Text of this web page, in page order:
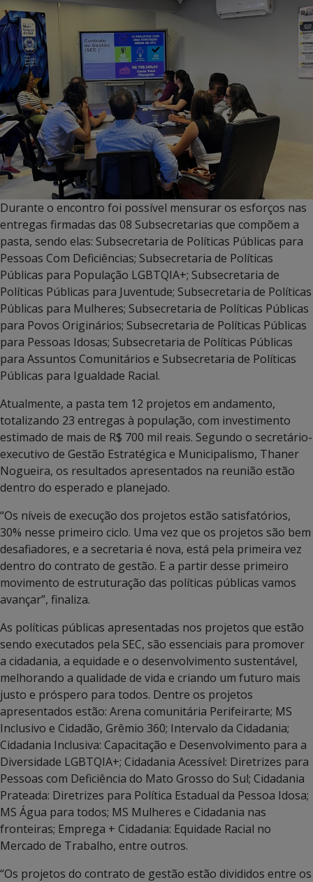
Durante o encontro foi possível mensurar os esforços nas
entregas firmadas das 08 Subsecretarias que compõem a
pasta, sendo elas: Subsecretaria de Políticas Públicas para
Pessoas Com Deficiências; Subsecretaria de Políticas
Públicas para População LGBTQIA+; Subsecretaria de
Políticas Públicas para Juventude; Subsecretaria de Políticas
Públicas para Mulheres; Subsecretaria de Políticas Públicas
para Povos Originários; Subsecretaria de Políticas Públicas
para Pessoas Idosas; Subsecretaria de Políticas Públicas
para Assuntos Comunitários e Subsecretaria de Políticas
Públicas para Igualdade Racial.
Atualmente, a pasta tem 12 projetos em andamento,
totalizando 23 entregas à população, com investimento
estimado de mais de R$ 700 mil reais. Segundo o secretário-
executivo de Gestão Estratégica e Municipalismo, Thaner
Nogueira, os resultados apresentados na reunião estão
dentro do esperado e planejado.
“Os níveis de execução dos projetos estão satisfatórios,
30% nesse primeiro ciclo. Uma vez que os projetos são bem
desafiadores, e a secretaria é nova, está pela primeira vez
dentro do contrato de gestão. E a partir desse primeiro
movimento de estruturação das políticas públicas vamos
avançar”, finaliza.
As políticas públicas apresentadas nos projetos que estão
sendo executados pela SEC, são essenciais para promover
a cidadania, a equidade e o desenvolvimento sustentável,
melhorando a qualidade de vida e criando um futuro mais
justo e próspero para todos. Dentre os projetos
apresentados estão: Arena comunitária Perifeirarte; MS
Inclusivo e Cidadão, Grêmio 360; Intervalo da Cidadania;
Cidadania Inclusiva: Capacitação e Desenvolvimento para a
Diversidade LGBTQIA+; Cidadania Acessível: Diretrizes para
Pessoas com Deficiência do Mato Grosso do Sul; Cidadania
Prateada: Diretrizes para Política Estadual da Pessoa Idosa;
MS Água para todos; MS Mulheres e Cidadania nas
fronteiras; Emprega + Cidadania: Equidade Racial no
Mercado de Trabalho, entre outros.
“Os projetos do contrato de gestão estão divididos entre os